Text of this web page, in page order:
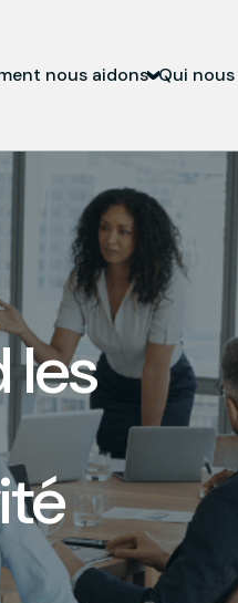
nous aidons Qui
les